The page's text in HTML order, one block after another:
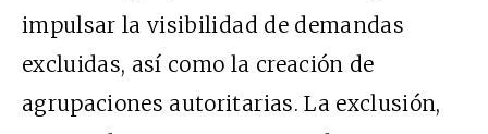
impulsar la visibilidad de demandas
excluidas, así como la creación de
agrupaciones autoritarias. La exclusión,